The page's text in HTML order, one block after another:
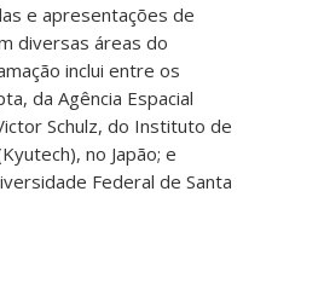
e apresentações de
diversas áreas do
inclui entre os
da Agência Espacial
Schulz, do Instituto de
no Japão; e
Federal de Santa